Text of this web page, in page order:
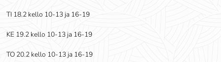
TI 18.2 kello 10-13 ja 16-19
KE 19.2 kello 10-13 ja 16-19
TO 20.2 kello 10-13 ja 16-19